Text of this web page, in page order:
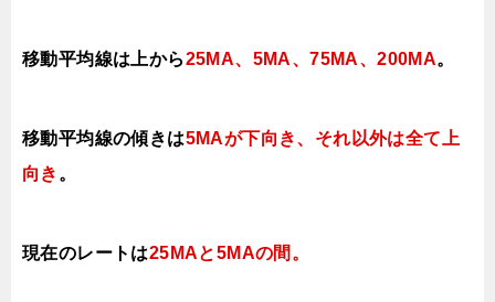
移動平均線は上から25MA、5MA、75MA、200MA。
移動平均線の傾きは5MAが下向き、それ以外は全て上
向き 。
現在のレートは25MAと5MAの間 。